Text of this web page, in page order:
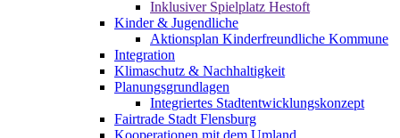
Inklusiver Spielplatz Hestoft
Kinder & Jugendliche
Aktionsplan Kinderfreundliche Kommune
Integration
Klimaschutz & Nachhaltigkeit
Planungsgrundlagen
Integriertes Stadtentwicklungskonzept
Fairtrade Stadt Flensburg
Kooperationen mit dem Umland